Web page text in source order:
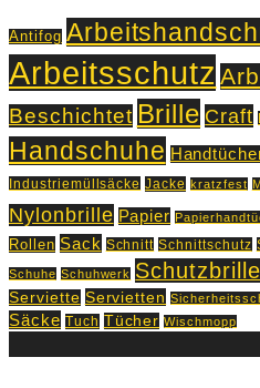
Antifog
Arbeitsschutz
Beschichtet Brille Craft
Handschuhe
Industriemüllsäcke Jacke kratzfest
Nylonbrille Papier
Rollen Sack Schnitt Schnittschutz
Schuhe Schuhwerk Schutzbrille
Serviette Servietten
Säcke Tuch Tücher Wischmopp